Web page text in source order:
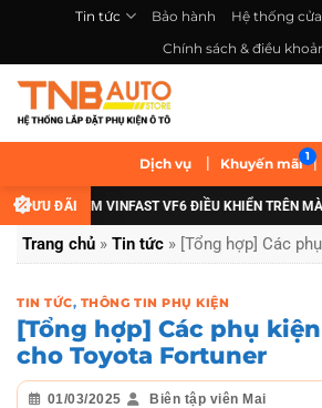
nội
dung
Tin tức Bảo hành Hệ thống
Chính sách & điều
Dịch vụ | Khuyến mãi |
ƯU ĐÃI
GẦM VINFAST VF6 ĐIỀU KHIỂN TRÊN MÀN
Trang chủ » Tin tức » [Tổng hợp] Các
TIN TỨC, THÔNG TIN PHỤ KIỆN
[Tổng hợp] Các phụ
cho Toyota Fortuner
01/03/2025 Biên tập viên Mai